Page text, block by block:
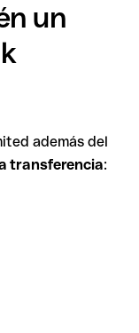
un
además del
transferencia: